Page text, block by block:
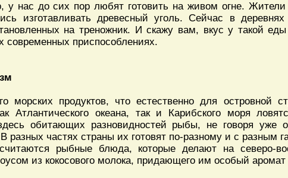
нас до сих пор любят готовить на живом огне. Жители
изготавливать древесный уголь. Сейчас в
на треножник. И скажу вам, вкус у такой еды
современных приспособлениях.
морских продуктов, что естественно для островной
Атлантического океана, так и Карибского моря
обитающих разновидностей рыбы, не говоря уже
разных частях страны их готовят по-разному и с разным
рыбные блюда, которые делают на северо-
из кокосового молока, придающего им особый аромат